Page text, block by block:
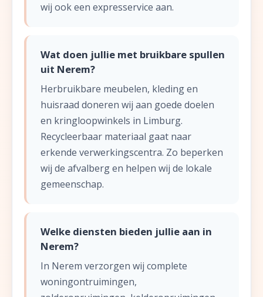
wij ook een expresservice aan.
Wat doen jullie met bruikbare spullen
uit Nerem?
Herbruikbare meubelen, kleding en
huisraad doneren wij aan goede doelen
en kringloopwinkels in Limburg.
Recycleerbaar materiaal gaat naar
erkende verwerkingscentra. Zo beperken
wij de afvalberg en helpen wij de lokale
gemeenschap.
Welke diensten bieden jullie aan in
Nerem?
In Nerem verzorgen wij complete
woningontruimingen,